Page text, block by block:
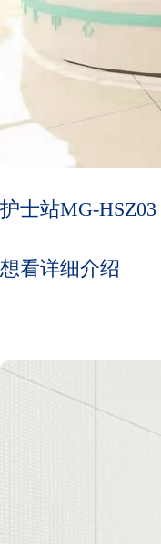
护士站MG-HSZ03
想看详细介绍